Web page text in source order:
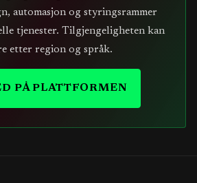
automasjon og styringsrammer
tjenester. Tilgjengeligheten kan
etter region og språk.
PÅ PLATTFORMEN